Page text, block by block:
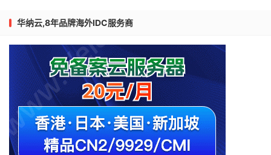
华纳云,8年品牌海外IDC服务商